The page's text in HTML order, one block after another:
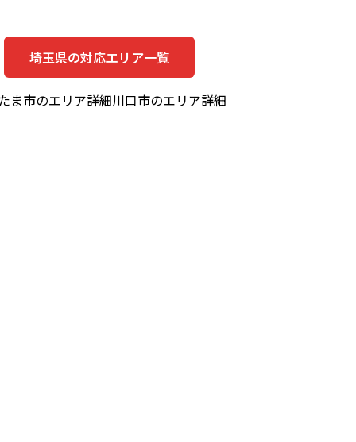
埼玉県の対応エリア一覧
ま市のエリア詳細川口市のエリア詳細